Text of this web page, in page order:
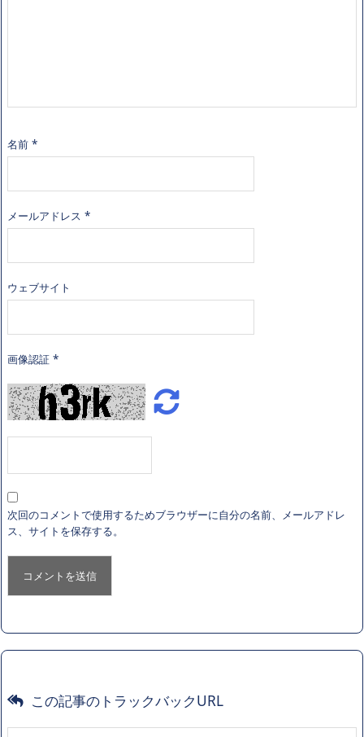
名前 *
メールアドレス *
ウェブサイト
画像認証 *
次回のコメントで使用するためブラウザーに自分の名前、メールアドレ
ス、サイトを保存する。
この記事のトラックバックURL